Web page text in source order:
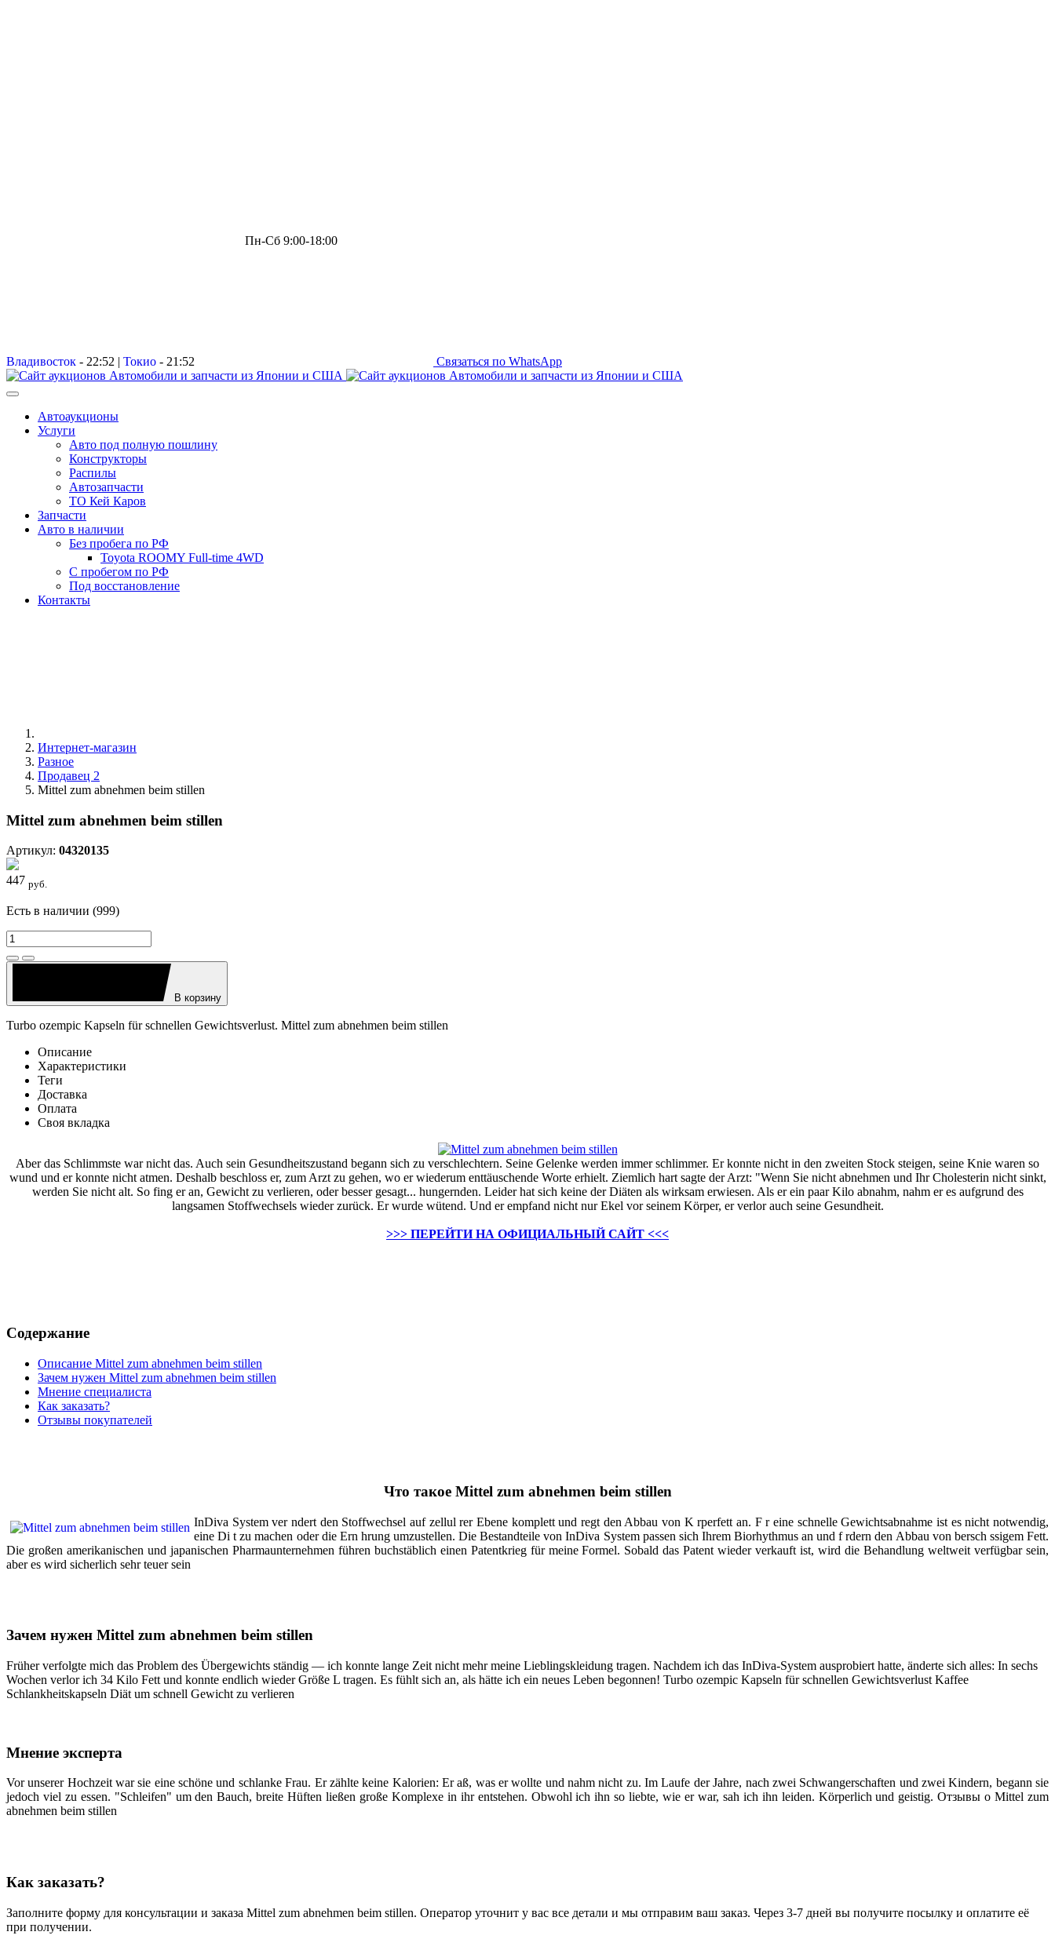
Пн-Сб 9:00-18:00
Владивосток - 22:52 | Токио - 21:52 Связаться по WhatsApp
Автоаукционы
Услуги
Авто под полную пошлину
Конструкторы
Распилы
Автозапчасти
ТО Кей Каров
Запчасти
Авто в наличии
Без пробега по РФ
Toyota ROOMY Full-time 4WD
С пробегом по РФ
Под восстановление
Контакты
Интернет-магазин
Разное
Продавец 2
Mittel zum abnehmen beim stillen
Mittel zum abnehmen beim stillen
Артикул: 04320135
447 руб.
Есть в наличии (999)
В корзину
Turbo ozempic Kapseln für schnellen Gewichtsverlust. Mittel zum abnehmen beim stillen
Описание
Характеристики
Теги
Доставка
Оплата
Своя вкладка
Aber das Schlimmste war nicht das. Auch sein Gesundheitszustand begann sich zu verschlechtern. Seine Gelenke werden immer schlimmer. Er konnte nicht in den zweiten Stock steigen, seine Knie waren so
wund und er konnte nicht atmen. Deshalb beschloss er, zum Arzt zu gehen, wo er wiederum enttäuschende Worte erhielt. Ziemlich hart sagte der Arzt: "Wenn Sie nicht abnehmen und Ihr Cholesterin nicht sinkt,
werden Sie nicht alt. So fing er an, Gewicht zu verlieren, oder besser gesagt... hungernden. Leider hat sich keine der Diäten als wirksam erwiesen. Als er ein paar Kilo abnahm, nahm er es aufgrund des
langsamen Stoffwechsels wieder zurück. Er wurde wütend. Und er empfand nicht nur Ekel vor seinem Körper, er verlor auch seine Gesundheit.
>>> ПЕРЕЙТИ НА ОФИЦИАЛЬНЫЙ САЙТ <<<
Содержание
Описание Mittel zum abnehmen beim stillen
Зачем нужен Mittel zum abnehmen beim stillen
Мнение специалиста
Как заказать?
Отзывы покупателей
Что такое Mittel zum abnehmen beim stillen
InDiva System ver ndert den Stoffwechsel auf zellul rer Ebene komplett und regt den Abbau von K rperfett an. F r eine schnelle Gewichtsabnahme ist es nicht notwendig,
eine Di t zu machen oder die Ern hrung umzustellen. Die Bestandteile von InDiva System passen sich Ihrem Biorhythmus an und f rdern den Abbau von bersch ssigem Fett.
Die großen amerikanischen und japanischen Pharmaunternehmen führen buchstäblich einen Patentkrieg für meine Formel. Sobald das Patent wieder verkauft ist, wird die Behandlung weltweit verfügbar sein,
aber es wird sicherlich sehr teuer sein
Зачем нужен Mittel zum abnehmen beim stillen
Früher verfolgte mich das Problem des Übergewichts ständig — ich konnte lange Zeit nicht mehr meine Lieblingskleidung tragen. Nachdem ich das InDiva‑System ausprobiert hatte, änderte sich alles: In sechs
Wochen verlor ich 34 Kilo Fett und konnte endlich wieder Größe L tragen. Es fühlt sich an, als hätte ich ein neues Leben begonnen! Turbo ozempic Kapseln für schnellen Gewichtsverlust Kaffee
Schlankheitskapseln Diät um schnell Gewicht zu verlieren
Мнение эксперта
Vor unserer Hochzeit war sie eine schöne und schlanke Frau. Er zählte keine Kalorien: Er aß, was er wollte und nahm nicht zu. Im Laufe der Jahre, nach zwei Schwangerschaften und zwei Kindern, begann sie
jedoch viel zu essen. "Schleifen" um den Bauch, breite Hüften ließen große Komplexe in ihr entstehen. Obwohl ich ihn so liebte, wie er war, sah ich ihn leiden. Körperlich und geistig. Отзывы о Mittel zum
abnehmen beim stillen
Как заказать?
Заполните форму для консультации и заказа Mittel zum abnehmen beim stillen. Оператор уточнит у вас все детали и мы отправим ваш заказ. Через 3-7 дней вы получите посылку и оплатите её
при получении.